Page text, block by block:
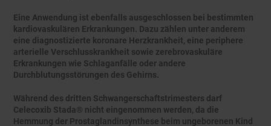
Eine Anwendung ist ebenfalls ausgeschlossen bei bestimmten
kardiovaskulären Erkrankungen. Dazu zählen unter anderem
eine diagnostizierte koronare Herzkrankheit, eine periphere
arterielle Verschlusskrankheit sowie zerebrovaskuläre
Erkrankungen wie Schlaganfälle oder andere
Durchblutungsstörungen des Gehirns.
Während des dritten Schwangerschaftstrimesters darf
Celecoxib Stada® nicht eingenommen werden, da die
Hemmung der Prostaglandinsynthese beim ungeborenen Kind